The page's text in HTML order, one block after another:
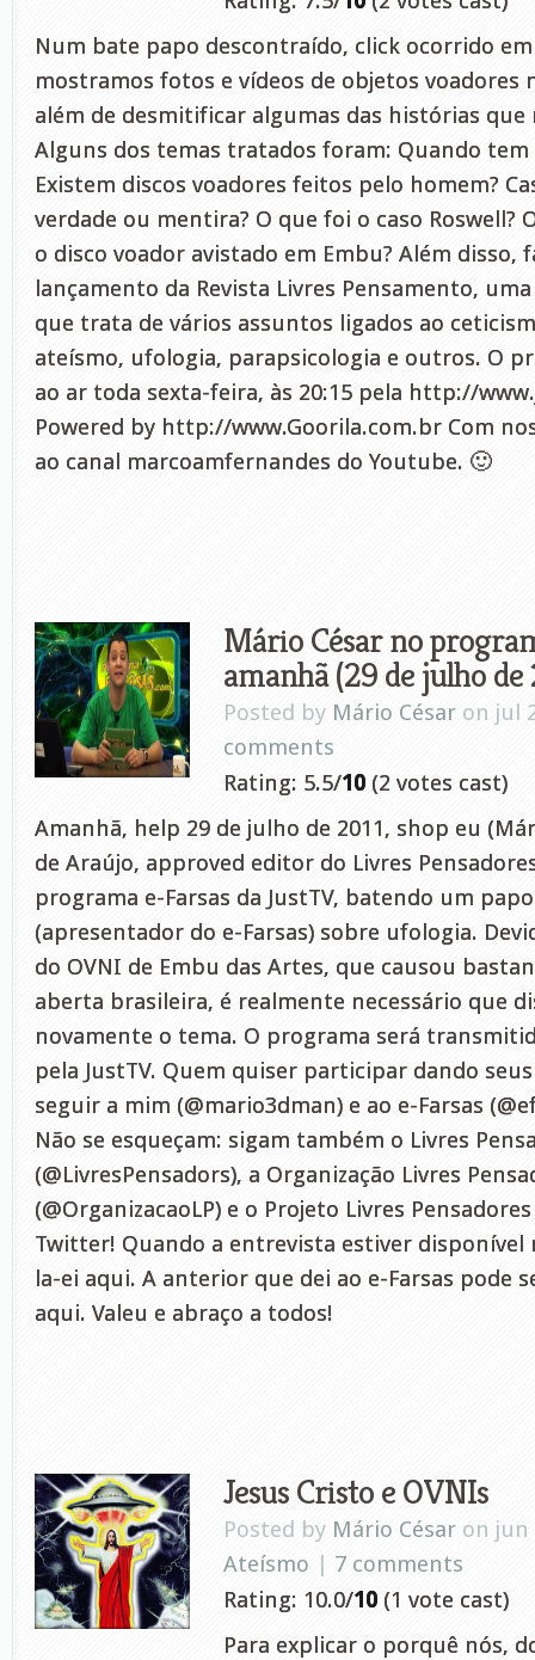
Num bate papo descontraído, click ocorrido em
mostramos fotos e vídeos de objetos voadores
além de desmitificar algumas das histórias
Alguns dos temas tratados foram: Quando
Existem discos voadores feitos pelo homem?
verdade ou mentira? O que foi o caso Roswell?
o disco voador avistado em Embu? Além disso,
lançamento da Revista Livres Pensamento,
que trata de vários assuntos ligados ao
ateísmo, ufologia, parapsicologia e outros. O
ao ar toda sexta-feira, às 20:15 pela http://
Powered by http://www.Goorila.com.br Com
ao canal marcoamfernandes do Youtube. 🙂
Mário César no
amanhã (29 de julho de
Posted by Mário César on jul
comments
Rating: 5.5/10 (2 votes cast)
Amanhã, help 29 de julho de 2011, shop eu
de Araújo, approved editor do Livres
programa e-Farsas da JustTV, batendo um
(apresentador do e-Farsas) sobre ufologia.
do OVNI de Embu das Artes, que causou
aberta brasileira, é realmente necessário que
novamente o tema. O programa será
pela JustTV. Quem quiser participar dando
seguir a mim (@mario3dman) e ao e-Farsas
Não se esqueçam: sigam também o Livres
(@LivresPensadors), a Organização Livres
(@OrganizacaoLP) e o Projeto Livres
Twitter! Quando a entrevista estiver disponível
la-ei aqui. A anterior que dei ao e-Farsas pode
aqui. Valeu e abraço a todos!
Jesus Cristo e OVNIs
Posted by Mário César on jun
Ateísmo | 7 comments
Rating: 10.0/10 (1 vote cast)
Para explicar o porquê nós,